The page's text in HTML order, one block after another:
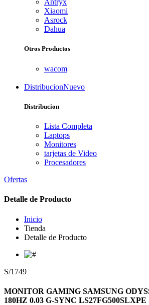
Antryx
Xiaomi
Asrock
Dahua
Otros Productos
wacom
DistribucionNuevo
Distribucion
Lista Completa
Laptops
Monitores
tarjetas de Video
Procesadores
Ofertas
Detalle de Producto
Inicio
Tienda
Detalle de Producto
S/1749
MONITOR GAMING SAMSUNG
180HZ 0.03 G-SYNC LS27FG500SLXPE